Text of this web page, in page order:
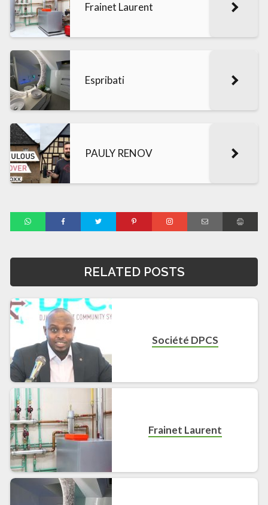
Frainet Laurent
Espribati
PAULY RENOV
RELATED POSTS
Société DPCS
Frainet Laurent